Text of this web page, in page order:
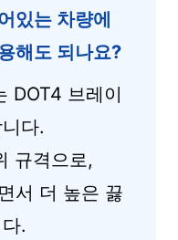
있는 차량에
해도 되나요?
DOT4 브레이
다.
규격으로,
서 더 높은 끓
.